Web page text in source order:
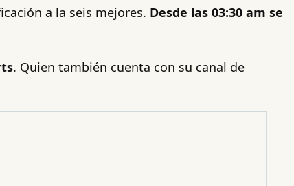
a la seis mejores. Desde las 03:30 am se
. Quien también cuenta con su canal de